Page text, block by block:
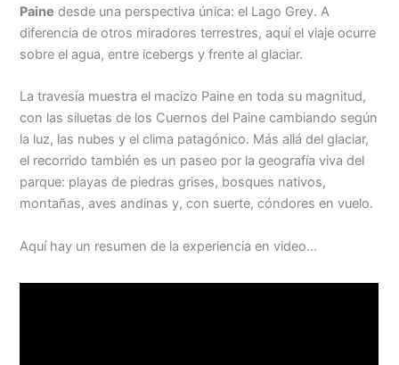
Paine desde una perspectiva única: el Lago Grey. A
diferencia de otros miradores terrestres, aquí el viaje ocurre
sobre el agua, entre icebergs y frente al glaciar.
La travesía muestra el macizo Paine en toda su magnitud,
con las siluetas de los Cuernos del Paine cambiando según
la luz, las nubes y el clima patagónico. Más allá del glaciar,
el recorrido también es un paseo por la geografía viva del
parque: playas de piedras grises, bosques nativos,
montañas, aves andinas y, con suerte, cóndores en vuelo.
Aquí hay un resumen de la experiencia en video…